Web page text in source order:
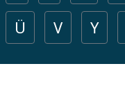
Ü V Y